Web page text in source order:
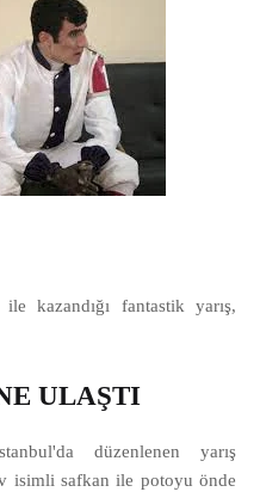
kazandığı fantastik yarış,
ULAŞTI
düzenlenen yarış
isimli safkan ile potoyu önde